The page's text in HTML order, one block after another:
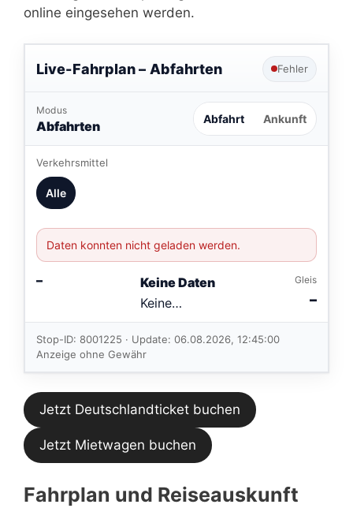
online eingesehen werden.
Live-Fahrplan – Abfahrten Fehler
Modus
Abfahrten Abfahrt Ankunft
Verkehrsmittel
Alle
Daten konnten nicht geladen werden.
–
Keine Daten
Keine
Verbindungen
im aktuellen
Feed.
Gleis
–
Stop-ID: 8001225 · Update: 06.08.2026, 12:45:00
Anzeige ohne Gewähr
Jetzt Deutschlandticket buchen
Jetzt Mietwagen buchen
Fahrplan und Reiseauskunft